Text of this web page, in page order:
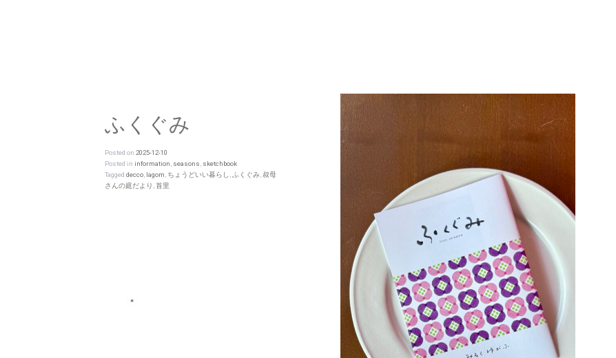
ふくぐみ
Posted on 2025-12-10
Posted in information, seasons, sketchbook
Tagged decco, lagom, ちょうどいい暮らし,ふくぐみ,叔母
さんの庭だより ,首里